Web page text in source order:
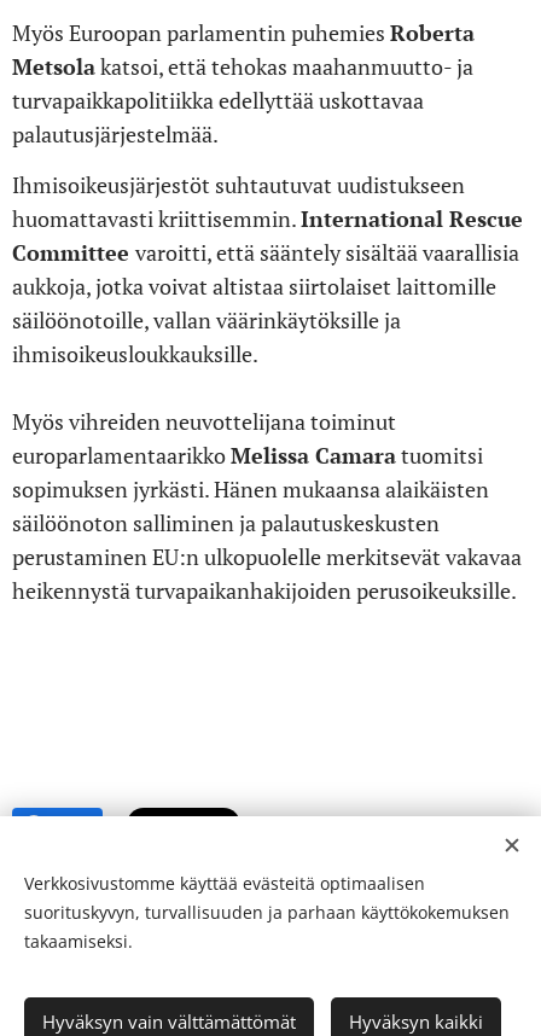
Myös Euroopan parlamentin puhemies Roberta
Metsolakatsoi, että tehokas maahanmuutto- ja
turvapaikkapolitiikka edellyttää uskottavaa
palautusjärjestelmää.
Ihmisoikeusjärjestöt suhtautuvat uudistukseen
huomattavasti kriittisemmin.International Rescue
Committee varoitti, että sääntely sisältää vaarallisia
aukkoja, jotka voivat altistaa siirtolaiset laittomille
säilöönotoille, vallan väärinkäytöksille ja
ihmisoikeusloukkauksille.
Myös vihreiden neuvottelijana toiminut
europarlamentaarikkoMelissa Camaratuomitsi
sopimuksen jyrkästi. Hänen mukaansa alaikäisten
säilöönoton salliminen ja palautuskeskusten
perustaminen EU:n ulkopuolelle merkitsevät vakavaa
heikennystä turvapaikanhakijoiden perusoikeuksille.
ISSN 2342-3439
Verkkosivustomme käyttää evästeitä optimaalisen
suorituskyvyn, turvallisuuden ja parhaan käyttökokemuksen
takaamiseksi.
Hyväksyn vain välttämättömät Hyväksyn kaikki